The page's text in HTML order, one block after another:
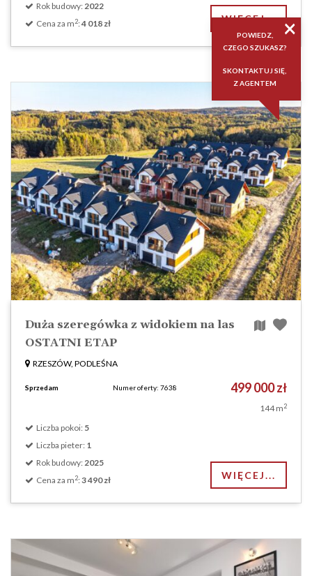
Rok budowy:2022
Cena za m2:4 018 zł WIĘCEJ...
Duża szeregówka z widokiem na las
OSTATNI ETAP
RZESZÓW, PODLEŚNA
Sprzedam Numer oferty: 7638 499 000 zł
144 m2
Liczba pokoi: 5
Liczba pieter: 1
Rok budowy:2025
Cena za m2:3 490 zł WIĘCEJ...
×
POWIEDZ,
CZEGO SZUKASZ?
SKONTAKTUJ SIĘ,
Z AGENTEM